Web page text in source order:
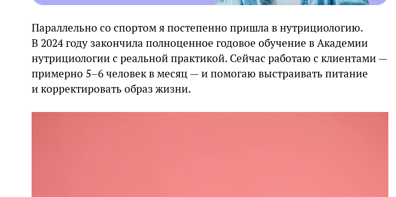
Параллельно со спортом я постепенно пришла в нутрициологию.
В 2024 году закончила полноценное годовое обучение в Академии
нутрициологии с реальной практикой. Сейчас работаю с клиентами —
примерно 5–6 человек в месяц — и помогаю выстраивать питание
и корректировать образ жизни.